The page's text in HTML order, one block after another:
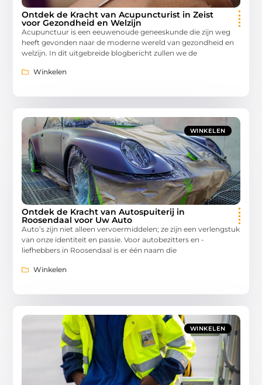
Ontdek de Kracht van Acupuncturist in Zeist
voor Gezondheid en Welzijn
Acupunctuur is een eeuwenoude geneeskunde die zijn weg
heeft gevonden naar de moderne wereld van gezondheid en
welzijn. In dit uitgebreide blogbericht zullen we de
Winkelen
WINKELEN
Ontdek de Kracht van Autospuiterij in
Roosendaal voor Uw Auto
Auto’s zijn niet alleen vervoermiddelen; ze zijn een verlengstuk
van onze identiteit en passie. Voor autobezitters en -
liefhebbers in Roosendaal is er één naam die
Winkelen
WINKELEN